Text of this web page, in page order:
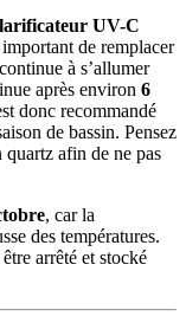
UV-C
de remplacer
à s’allumer
après environ 6
donc recommandé
de bassin. Pensez
quartz afin de ne pas
, car la
des températures.
arrêté et stocké